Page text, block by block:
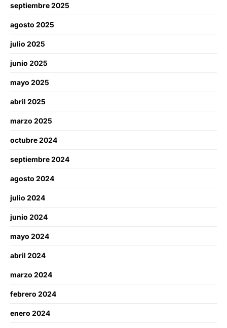
septiembre 2025
agosto 2025
julio 2025
junio 2025
mayo 2025
abril 2025
marzo 2025
octubre 2024
septiembre 2024
agosto 2024
julio 2024
junio 2024
mayo 2024
abril 2024
marzo 2024
febrero 2024
enero 2024